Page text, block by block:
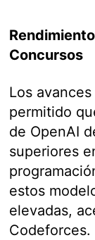
Concursos
Los
permitido
de OpenAI
superiores
estos
elevadas,
Codeforces.